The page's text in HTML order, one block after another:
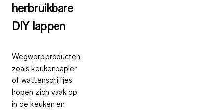
herbruikbare
DIY lappen
Wegwerpproducten
zoals keukenpapier
of wattenschijfjes
hopen zich vaak op
in de keuken en